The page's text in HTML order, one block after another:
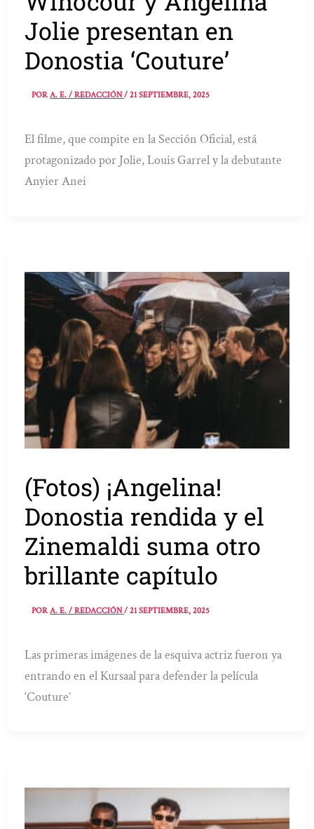
Jolie presentan en
Donostia ‘Couture’
PORA. E. / REDACCIÓN/21 SEPTIEMBRE, 2025
El filme, que compite en la Sección Oficial, está
protagonizado por Jolie, Louis Garrel y la debutante
Anyier Anei
(Fotos) ¡Angelina!
Donostia rendida y el
Zinemaldi suma otro
brillante capítulo
PORA. E. / REDACCIÓN/21 SEPTIEMBRE, 2025
Las primeras imágenes de la esquiva actriz fueron ya
entrando en el Kursaal para defender la película
‘Couture’